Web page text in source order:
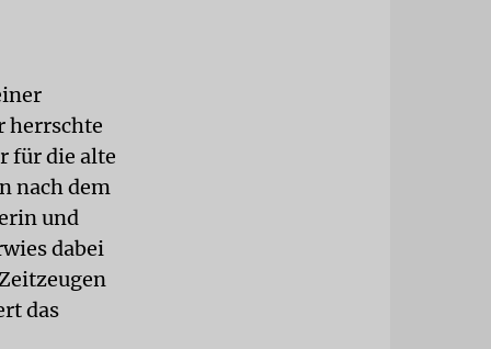
herrschte
für die alte
nach dem
und
dabei
das